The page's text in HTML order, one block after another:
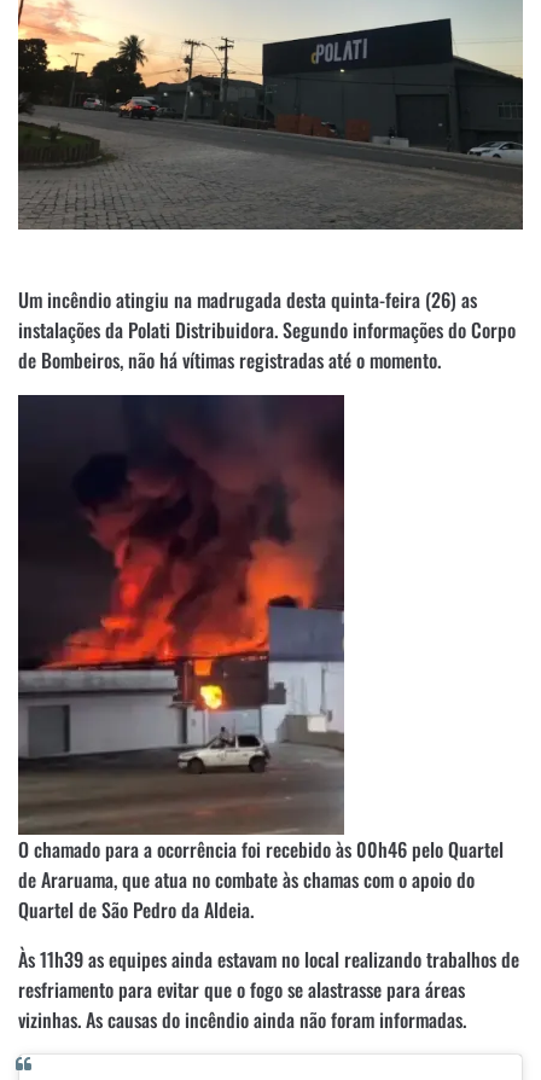
Um incêndio atingiu na madrugada desta quinta-feira (26) as
instalações da Polati Distribuidora. Segundo informações do Corpo
de Bombeiros, não há vítimas registradas até o momento.
O chamado para a ocorrência foi recebido às 00h46 pelo Quartel
de Araruama, que atua no combate às chamas com o apoio do
Quartel de São Pedro da Aldeia.
Às 11h39 as equipes ainda estavam no local realizando trabalhos de
resfriamento para evitar que o fogo se alastrasse para áreas
vizinhas. As causas do incêndio ainda não foram informadas.